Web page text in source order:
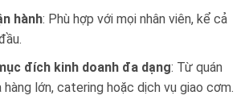
hành: Phù hợp với mọi nhân viên, kể cả
đích kinh doanh đa dạng: Từ quán
hàng lớn, catering hoặc dịch vụ giao cơm.